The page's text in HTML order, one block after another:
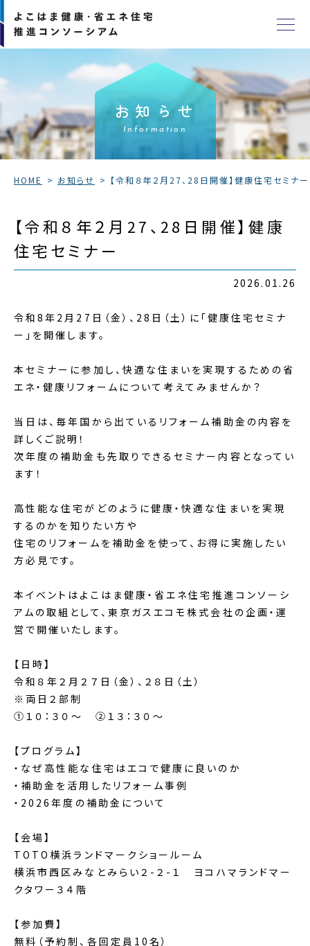
お知らせ
Information
HOME お知らせ 【令和８年２月27、28日開催】健康住宅セミナー
【令和８年２月27、28日開催】健康
住宅セミナー
2026.01.26
令和8年2月27日（金）、28日（土）に「健康住宅セミナ
ー」を開催します。
本セミナーに参加し、快適な住まいを実現するための省
エネ・健康リフォームについて考えてみませんか？
当日は、毎年国から出ているリフォーム補助金の内容を
詳しくご説明！
次年度の補助金も先取りできるセミナー内容となってい
ます！
高性能な住宅がどのように健康・快適な住まいを実現
するのかを知りたい方や
住宅のリフォームを補助金を使って、お得に実施したい
方必見です。
本イベントはよこはま健康・省エネ住宅推進コンソーシ
アムの取組として、東京ガスエコモ株式会社の企画・運
営で開催いたします。
【日時】
令和８年２月２７日（金）、２８日（土）
※両日２部制
①１０：３０～ ②１３：３０～
【プログラム】
・なぜ高性能な住宅はエコで健康に良いのか
・補助金を活用したリフォーム事例
・2026年度の補助金について
【会場】
TOTO横浜ランドマークショールーム
横浜市西区みなとみらい２-２-１ ヨコハマランドマー
クタワー３４階
【参加費】
無料（予約制、各回定員10名）